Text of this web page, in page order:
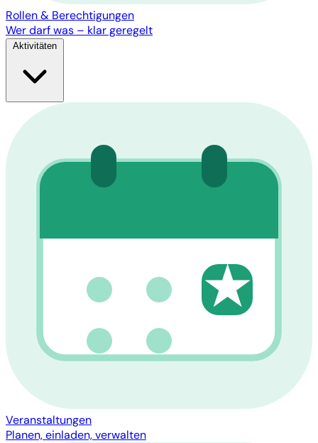
Rollen & Berechtigungen
Wer darf was – klar geregelt
Aktivitäten
★
Veranstaltungen
Planen, einladen, verwalten